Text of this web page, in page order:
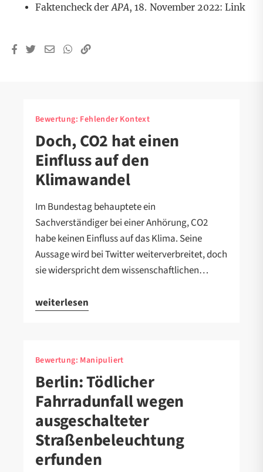
Faktencheck derAPA, 18. November 2022:Link
Bewertung: Fehlender Kontext
Doch, CO2 hat einen
Einfluss auf den
Klimawandel
Im Bundestag behauptete ein
Sachverständiger bei einer Anhörung, CO2
habe keinen Einfluss auf das Klima. Seine
Aussage wird bei Twitter weiterverbreitet, doch
sie widerspricht dem wissenschaftlichen…
weiterlesen
Bewertung: Manipuliert
Berlin: Tödlicher
Fahrradunfall wegen
ausgeschalteter
Straßenbeleuchtung
erfunden